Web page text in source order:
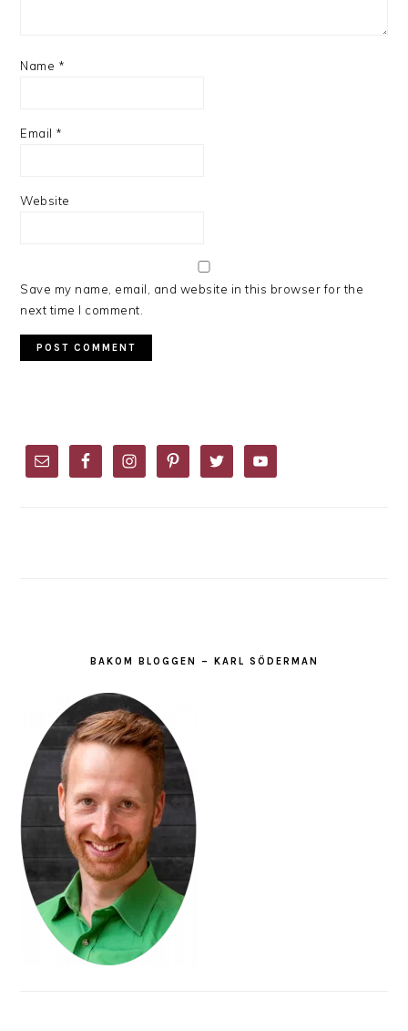
Name *
Email *
Website
Save my name, email, and website in this browser for the
next time I comment.
SIDEBAR
BAKOM BLOGGEN – KARL SÖDERMAN